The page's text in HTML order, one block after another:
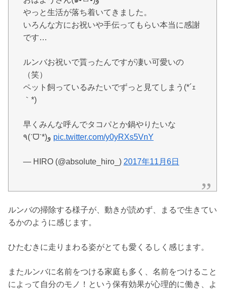
やっと生活が落ち着いてきました。
いろんな方にお祝いや手伝ってもらい本当に感謝
です…
ルンバお祝いで貰ったんですが凄い可愛いの
（笑）
ペット飼っているみたいでずっと見てしまう(*´ｪ
｀*)
早くみんな呼んでタコパとか鍋やりたいな
pic.twitter.com/y0yRXs5VnY
— HIRO (@absolute_hiro_) 2017年11月6日
ルンバの掃除する様子が、動きが読めず、まるで生きてい
るかのように感じます。
ひたむきに走りまわる姿がとても愛くるしく感じます。
またルンバに名前をつける家庭も多く、名前をつけること
によって自分のモノ！という保有効果が心理的に働き、よ